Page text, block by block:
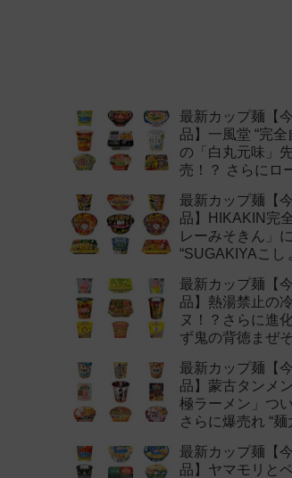
最新カップ麺【
品】一風堂 “完全
の「白丸元味」
売！？ さらにロ
新作まとめ！
最新カップ麺【
品】HIKAKIN完
レーみそきん」に
“SUGAKIYAこし
最新カップ麺【
品】熱湯禁止の
ヌ！？さらに進
ず鬼の背徳まぜ
最新カップ麺【
品】蒙古タンメ
極ラーメン」つ
さらに爆売れ “麺
作まとめ！
最新カップ麺【
品】ヤマモリと